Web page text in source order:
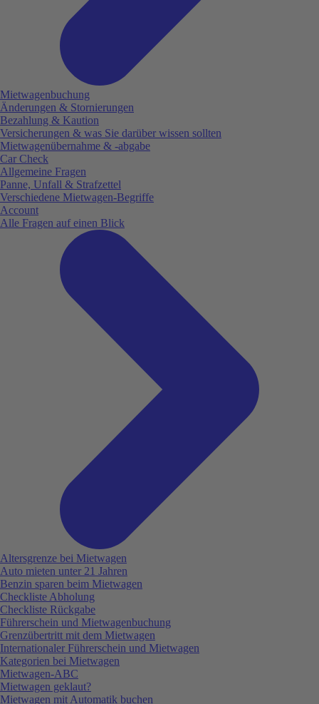
Mietwagenbuchung
Änderungen & Stornierungen
Bezahlung & Kaution
Versicherungen & was Sie darüber wissen sollten
Mietwagenübernahme & -abgabe
Car Check
Allgemeine Fragen
Panne, Unfall & Strafzettel
Verschiedene Mietwagen-Begriffe
Account
Alle Fragen auf einen Blick
Altersgrenze bei Mietwagen
Auto mieten unter 21 Jahren
Benzin sparen beim Mietwagen
Checkliste Abholung
Checkliste Rückgabe
Führerschein und Mietwagenbuchung
Grenzübertritt mit dem Mietwagen
Internationaler Führerschein und Mietwagen
Kategorien bei Mietwagen
Mietwagen-ABC
Mietwagen geklaut?
Mietwagen mit Automatik buchen